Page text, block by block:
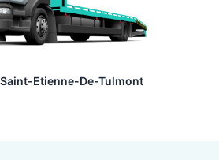
Etienne-De-Tulmont